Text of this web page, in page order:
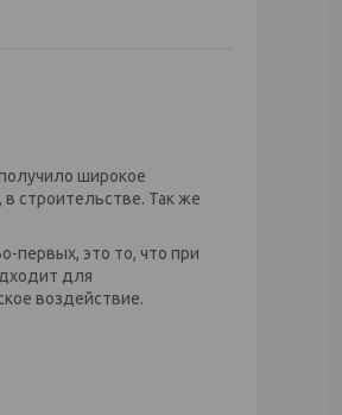
широкое
строительстве. Так же
первых, это то, что при
для
воздействие.